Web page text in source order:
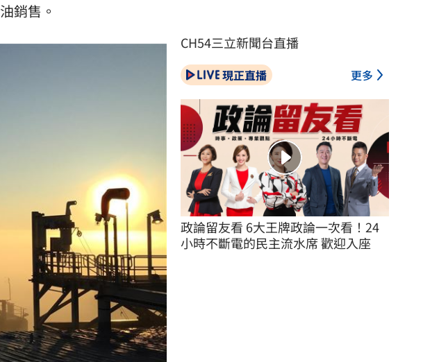
銷售。
CH54三立新聞台直播
現正直播 更多
政論留友看 6大王牌政論一次看！24
小時不斷電的民主流水席 歡迎入座